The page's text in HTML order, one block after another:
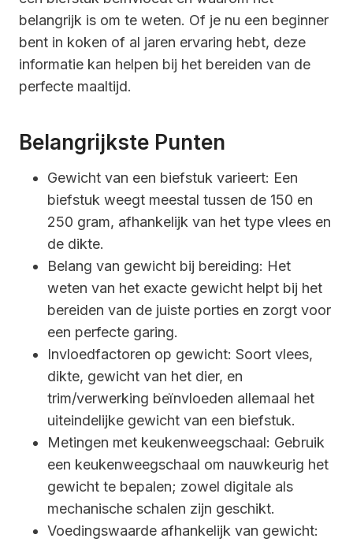
belangrijk is om te weten. Of je nu een beginner
bent in koken of al jaren ervaring hebt, deze
informatie kan helpen bij het bereiden van de
perfecte maaltijd.
Belangrijkste Punten
Gewicht van een biefstuk varieert: Een
biefstuk weegt meestal tussen de 150 en
250 gram, afhankelijk van het type vlees en
de dikte.
Belang van gewicht bij bereiding: Het
weten van het exacte gewicht helpt bij het
bereiden van de juiste porties en zorgt voor
een perfecte garing.
Invloedfactoren op gewicht: Soort vlees,
dikte, gewicht van het dier, en
trim/verwerking beïnvloeden allemaal het
uiteindelijke gewicht van een biefstuk.
Metingen met keukenweegschaal: Gebruik
een keukenweegschaal om nauwkeurig het
gewicht te bepalen; zowel digitale als
mechanische schalen zijn geschikt.
Voedingswaarde afhankelijk van gewicht: